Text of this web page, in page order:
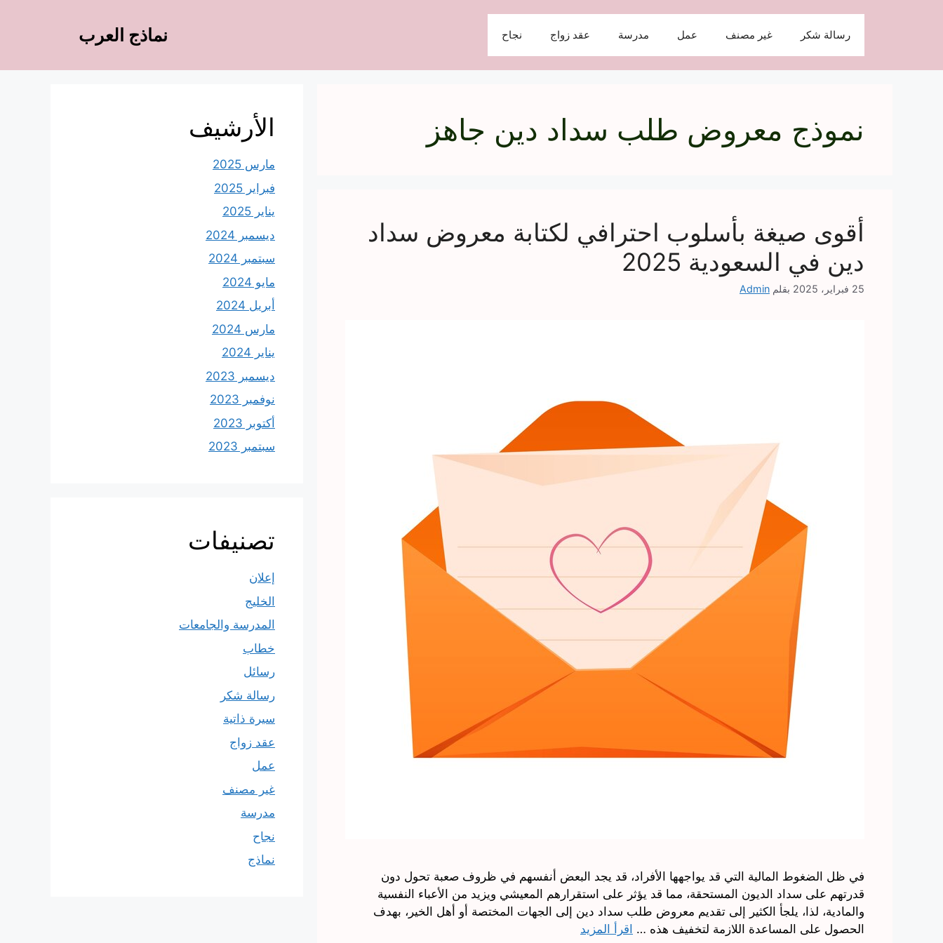
نماذج العرب رسالة شكر غير مصنف عمل مدرسة عقد زواج نجاح
نموذج معروض طلب سداد دين جاهز
أقوى صيغة بأسلوب احترافي لكتابة معروض سداد
دين في السعودية 2025
25 فبراير، 2025 بقلم Admin
في ظل الضغوط المالية التي قد يواجهها الأفراد، قد يجد البعض أنفسهم في ظروف صعبة تحول دون
قدرتهم على سداد الديون المستحقة، مما قد يؤثر على استقرارهم المعيشي ويزيد من الأعباء النفسية
والمادية، لذا، يلجأ الكثير إلى تقديم معروض طلب سداد دين إلى الجهات المختصة أو أهل الخير، بهدف
الحصول على المساعدة اللازمة لتخفيف هذه … اقرأ المزيد
الأرشيف
مارس 2025
فبراير 2025
يناير 2025
ديسمبر 2024
سبتمبر 2024
مايو 2024
أبريل 2024
مارس 2024
يناير 2024
ديسمبر 2023
نوفمبر 2023
أكتوبر 2023
سبتمبر 2023
تصنيفات
إعلان
الخليج
المدرسة والجامعات
خطاب
رسائل
رسالة شكر
سيرة ذاتية
عقد زواج
عمل
غير مصنف
مدرسة
نجاح
نماذج